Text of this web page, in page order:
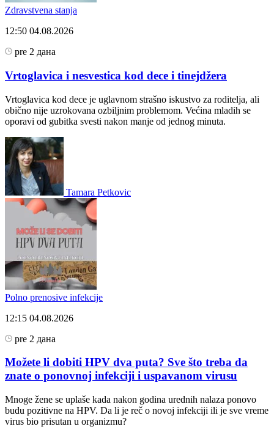
Zdravstvena stanja
12:50 04.08.2026
pre 2 дана
Vrtoglavica i nesvestica kod dece i tinejdžera
Vrtoglavica kod dece je uglavnom strašno iskustvo za roditelja, ali
obično nije uzrokovana ozbiljnim problemom. Većina mladih se
oporavi od gubitka svesti nakon manje od jednog minuta.
Tamara Petkovic
Polno prenosive infekcije
12:15 04.08.2026
pre 2 дана
Možete li dobiti HPV dva puta? Sve što treba da
znate o ponovnoj infekciji i uspavanom virusu
Mnoge žene se uplaše kada nakon godina urednih nalaza ponovo
budu pozitivne na HPV. Da li je reč o novoj infekciji ili je sve vreme
virus bio prisutan u organizmu?